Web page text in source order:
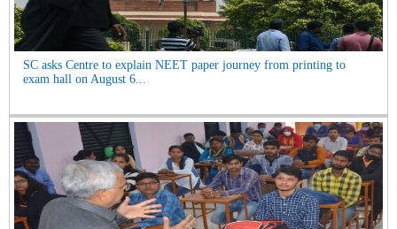
SC asks Centre to explain NEET paper journey from printing to
exam hall on August 6...